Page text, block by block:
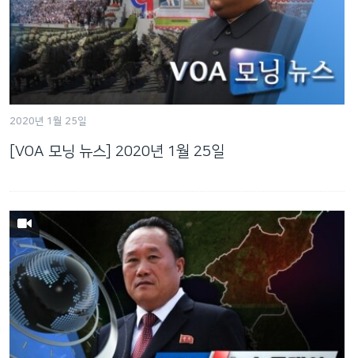
검
색
등
2020년 1월 25일
[VOA 모닝 뉴스] 2020년 1월 25일